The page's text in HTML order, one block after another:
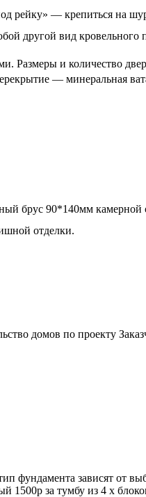
— крепиться на
другой вид кровельного
Размеры и количество
— минеральная
брус 90*140мм
отделки.
домов по проекту
фундамента зависят от
1500р за тумбу из 4 х